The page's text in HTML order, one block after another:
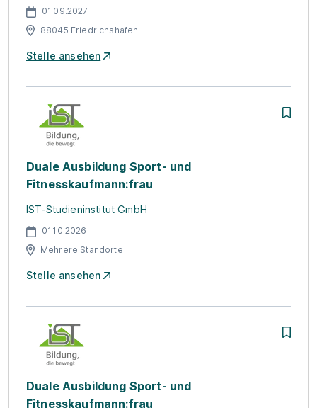
01.09.2027
88045 Friedrichshafen
Stelle ansehen
Duale Ausbildung Sport- und
Fitnesskaufmann:frau
IST-Studieninstitut GmbH
01.10.2026
Mehrere Standorte
Stelle ansehen
Duale Ausbildung Sport- und
Fitnesskaufmann:frau